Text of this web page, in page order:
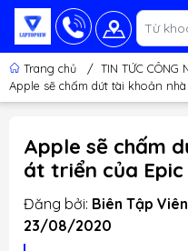
Trang chủ / TIN TỨC CÔNG
Apple sẽ chấm dứt tài khoản
Apple sẽ chấm
át triển của Epic
Đăng bởi: Biên Tập
23/08/2020